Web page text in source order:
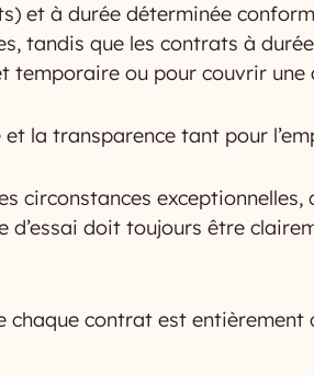
et à durée déterminée
tandis que les contrats à
temporaire ou pour couvrir une
la transparence tant pour
circonstances
doit toujours être
chaque contrat est